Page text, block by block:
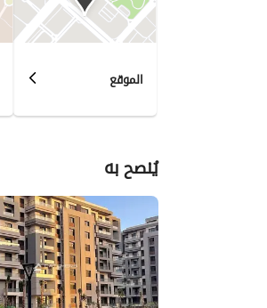
الموقع
يُنصح به